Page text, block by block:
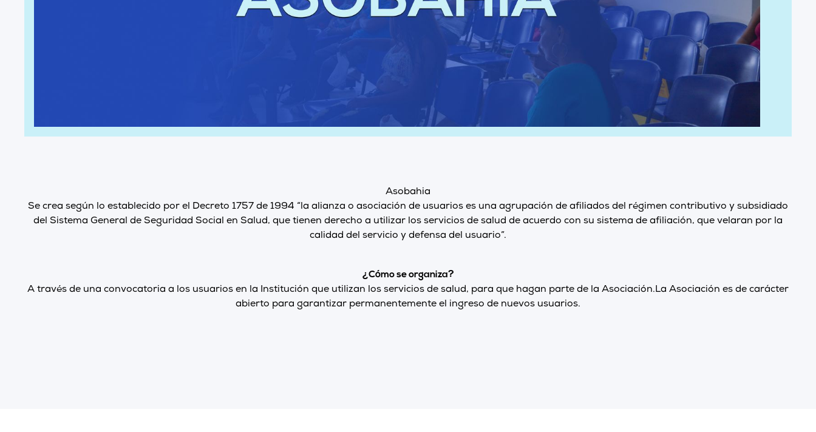
Asobahia
Se crea según lo establecido por el Decreto 1757 de 1994 “la alianza o asociación de usuarios es una agrupación de afiliados del régimen contributivo y subsidiado
del Sistema General de Seguridad Social en Salud, que tienen derecho a utilizar los servicios de salud de acuerdo con su sistema de afiliación, que velaran por la
calidad del servicio y defensa del usuario”.
¿Cómo se organiza?
A través de una convocatoria a los usuarios en la Institución que utilizan los servicios de salud, para que hagan parte de la Asociación.La Asociación es de carácter
abierto para garantizar permanentemente el ingreso de nuevos usuarios.